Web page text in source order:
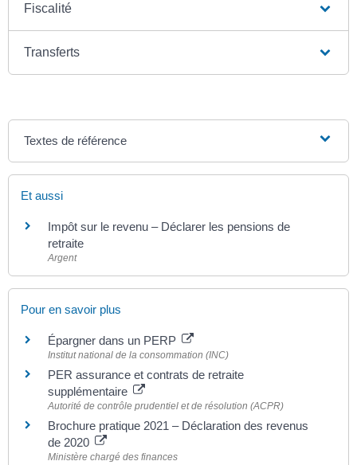
Fiscalité
Transferts
Textes de référence
Et aussi
Impôt sur le revenu – Déclarer les pensions de
retraite
Argent
Pour en savoir plus
Épargner dans un PERP
Institut national de la consommation (INC)
PER assurance et contrats de retraite
supplémentaire
Autorité de contrôle prudentiel et de résolution (ACPR)
Brochure pratique 2021 – Déclaration des revenus
de 2020
Ministère chargé des finances